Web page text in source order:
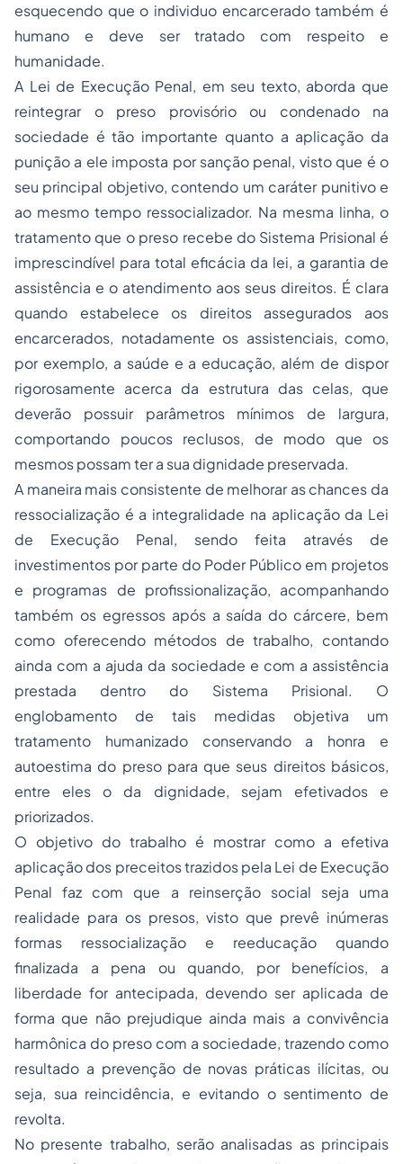
esquecendo que o individuo encarcerado também é
humano e deve ser tratado com respeito e
humanidade.
A Lei de Execução Penal, em seu texto, aborda que
reintegrar o preso provisório ou condenado na
sociedade é tão importante quanto a aplicação da
punição a ele imposta por sanção penal, visto que é o
seu principal objetivo, contendo um caráter punitivo e
ao mesmo tempo ressocializador. Na mesma linha, o
tratamento que o preso recebe do Sistema Prisional é
imprescindível para total eficácia da lei, a garantia de
assistência e o atendimento aos seus direitos. É clara
quando estabelece os direitos assegurados aos
encarcerados, notadamente os assistenciais, como,
por exemplo, a saúde e a educação, além de dispor
rigorosamente acerca da estrutura das celas, que
deverão possuir parâmetros mínimos de largura,
comportando poucos reclusos, de modo que os
mesmos possam ter a sua dignidade preservada.
A maneira mais consistente de melhorar as chances da
ressocialização é a integralidade na aplicação da Lei
de Execução Penal, sendo feita através de
investimentos por parte do Poder Público em projetos
e programas de profissionalização, acompanhando
também os egressos após a saída do cárcere, bem
como oferecendo métodos de trabalho, contando
ainda com a ajuda da sociedade e com a assistência
prestada dentro do Sistema Prisional. O
englobamento de tais medidas objetiva um
tratamento humanizado conservando a honra e
autoestima do preso para que seus direitos básicos,
entre eles o da dignidade, sejam efetivados e
priorizados.
O objetivo do trabalho é mostrar como a efetiva
aplicação dos preceitos trazidos pela Lei de Execução
Penal faz com que a reinserção social seja uma
realidade para os presos, visto que prevê inúmeras
formas ressocialização e reeducação quando
finalizada a pena ou quando, por benefícios, a
liberdade for antecipada, devendo ser aplicada de
forma que não prejudique ainda mais a convivência
harmônica do preso com a sociedade, trazendo como
resultado a prevenção de novas práticas ilícitas, ou
seja, sua reincidência, e evitando o sentimento de
revolta.
No presente trabalho, serão analisadas as principais